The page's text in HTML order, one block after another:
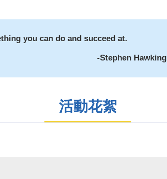
you can do and succeed at.
-Stephen Hawking
活動花絮